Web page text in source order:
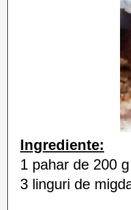
Ingrediente:
1 pahar de 200
3 linguri de